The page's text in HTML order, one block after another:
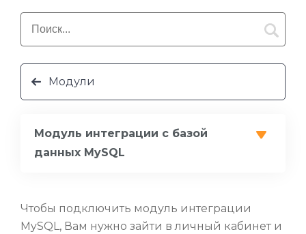
Модули
Модуль интеграции с базой
данных MySQL
Чтобы подключить модуль интеграции
MySQL, Вам нужно зайти в личный кабинет и